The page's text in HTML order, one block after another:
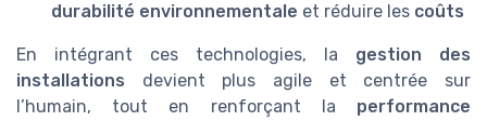
durabilité environnementale et réduire les coûts
En intégrant ces technologies, la gestion des
installations devient plus agile et centrée sur
l’humain, tout en renforçant la performance